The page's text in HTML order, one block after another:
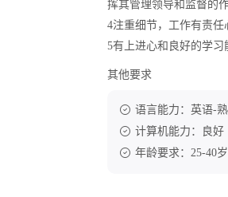
挥其管理领导和监督的
4注重细节，工作有责
5有上进心和良好的学习
其他要求
语言能力：英语-
计算机能力：良好
年龄要求：25-40岁